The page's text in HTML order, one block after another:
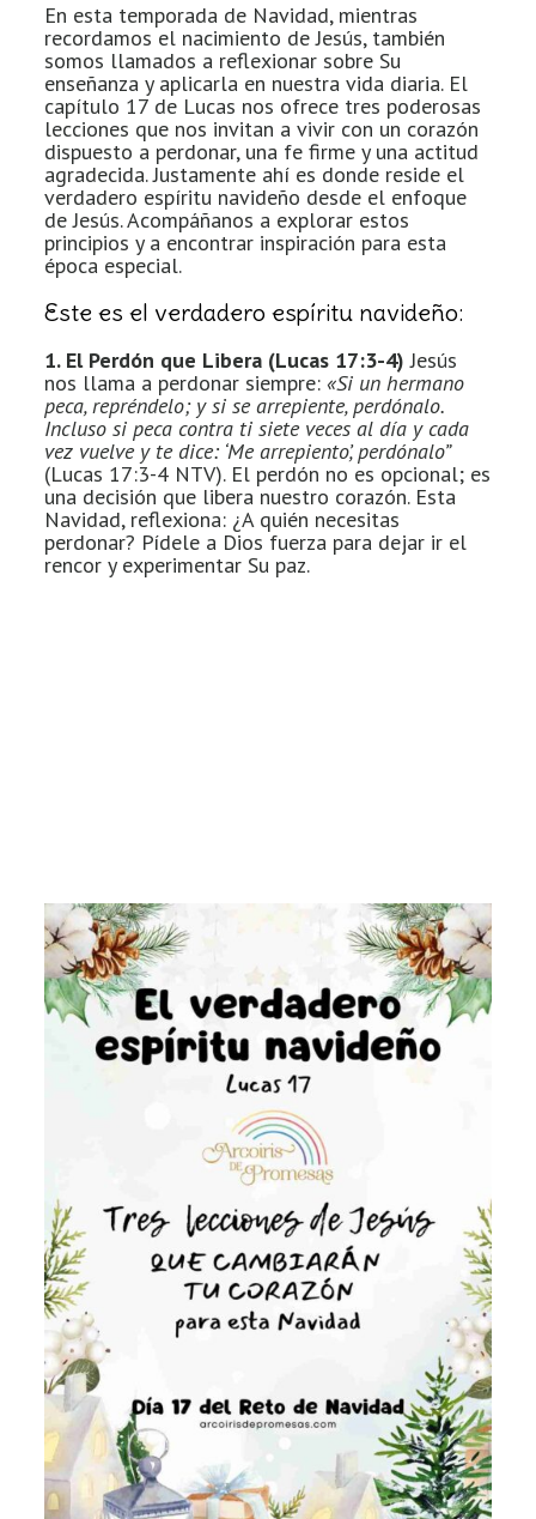
En esta temporada de Navidad, mientras
recordamos el nacimiento de Jesús, también
somos llamados a reflexionar sobre Su
enseñanza y aplicarla en nuestra vida diaria. El
capítulo 17 de Lucas nos ofrece tres poderosas
lecciones que nos invitan a vivir con un corazón
dispuesto a perdonar, una fe firme y una actitud
agradecida. Justamente ahí es donde reside el
verdadero espíritu navideño desde el enfoque
de Jesús. Acompáñanos a explorar estos
principios y a encontrar inspiración para esta
época especial.
Este es el verdadero espíritu navideño:
1. El Perdón que Libera (Lucas 17:3-4) Jesús
nos llama a perdonar siempre: «Si un hermano
peca, repréndelo; y si se arrepiente, perdónalo.
Incluso si peca contra ti siete veces al día y cada
vez vuelve y te dice: ‘Me arrepiento’, perdónalo”
(Lucas 17:3-4 NTV). El perdón no es opcional; es
una decisión que libera nuestro corazón. Esta
Navidad, reflexiona: ¿A quién necesitas
perdonar? Pídele a Dios fuerza para dejar ir el
rencor y experimentar Su paz.